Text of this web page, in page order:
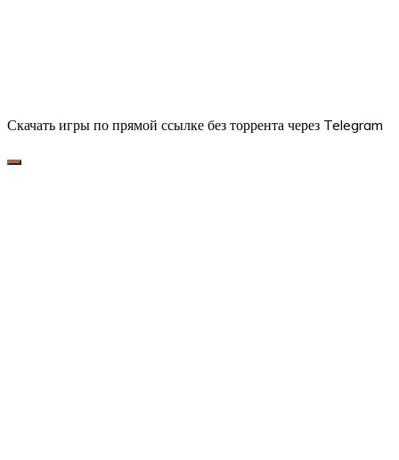
Скачать игры по прямой ссылке без торрента через Telegram